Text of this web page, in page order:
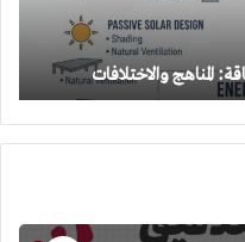
المناهج والاختلافات